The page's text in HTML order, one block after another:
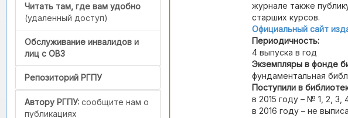
Читать там, где вам удобно
(удаленный доступ)
Обслуживание инвалидов и
лиц с ОВЗ
Репозиторий РГПУ
Автору РГПУ: сообщите нам о
публикациях
журнале также
старших курсов.
Официальный сайт
Периодичность:
4 выпуска в год
Экземпляры в фонде
фундаментальная
Поступили в
в 2015 году – № 1, 2, 3,
в 2016 году – не